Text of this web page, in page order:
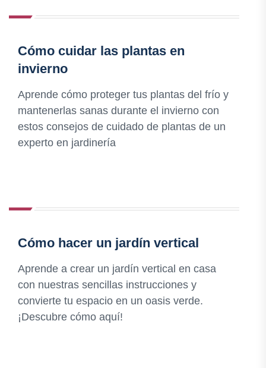
Cómo cuidar las plantas en
invierno
Aprende cómo proteger tus plantas del frío y
mantenerlas sanas durante el invierno con
estos consejos de cuidado de plantas de un
experto en jardinería
Cómo hacer un jardín vertical
Aprende a crear un jardín vertical en casa
con nuestras sencillas instrucciones y
convierte tu espacio en un oasis verde.
¡Descubre cómo aquí!